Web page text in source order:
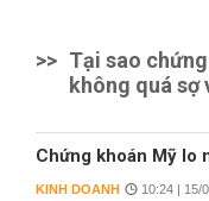
>> Tại sao
không quá sợ
Chứng khoán Mỹ lo
KINH DOANH 10:24 | 15/